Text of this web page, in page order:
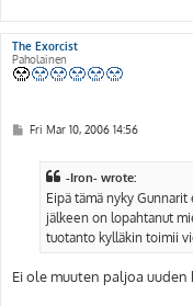
The Exorcist
Paholainen
PFri Mar 10, 2006 14:56
-Iron- wrote:
Eipä tämä nyky
jälkeen on lopahtanut
tuotanto kylläkin toimii
Ei ole muuten paljoa